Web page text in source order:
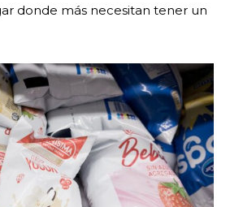
donde más necesitan tener un